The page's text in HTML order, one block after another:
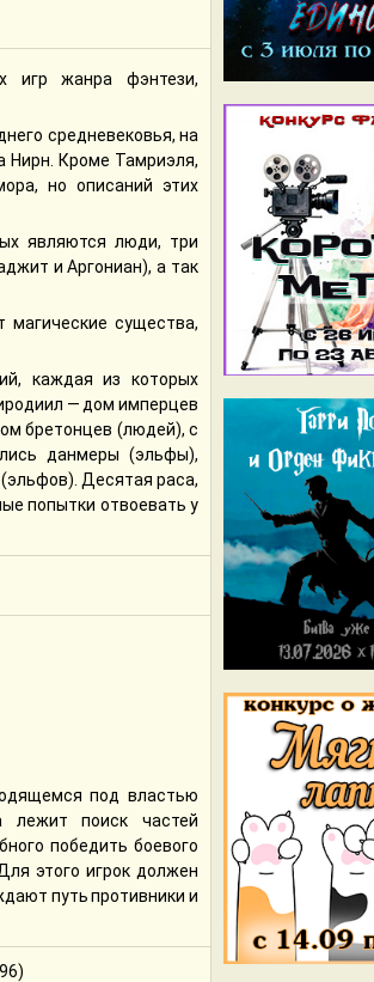
игр жанра фэнтези,
средневековья, на
Нирн. Кроме Тамриэля,
но описаний этих
являются люди, три
и Аргониан), а так
магические существа,
каждая из которых
— дом имперцев
бретонцев (людей), с
данмеры (эльфы),
Десятая раса,
попытки отвоевать у
под властью
лежит поиск частей
победить боевого
этого игрок должен
путь противники и